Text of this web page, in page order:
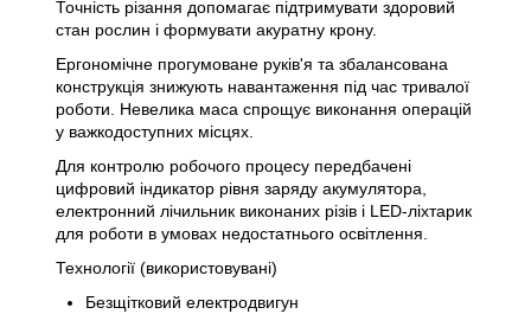
Точність різання допомагає підтримувати здоровий
стан рослин і формувати акуратну крону.
Ергономічне прогумоване руків'я та збалансована
конструкція знижують навантаження під час тривалої
роботи. Невелика маса спрощує виконання операцій
у важкодоступних місцях.
Для контролю робочого процесу передбачені
цифровий індикатор рівня заряду акумулятора,
електронний лічильник виконаних різів і LED-ліхтарик
для роботи в умовах недостатнього освітлення.
Технології (використовувані)
Безщітковий електродвигун